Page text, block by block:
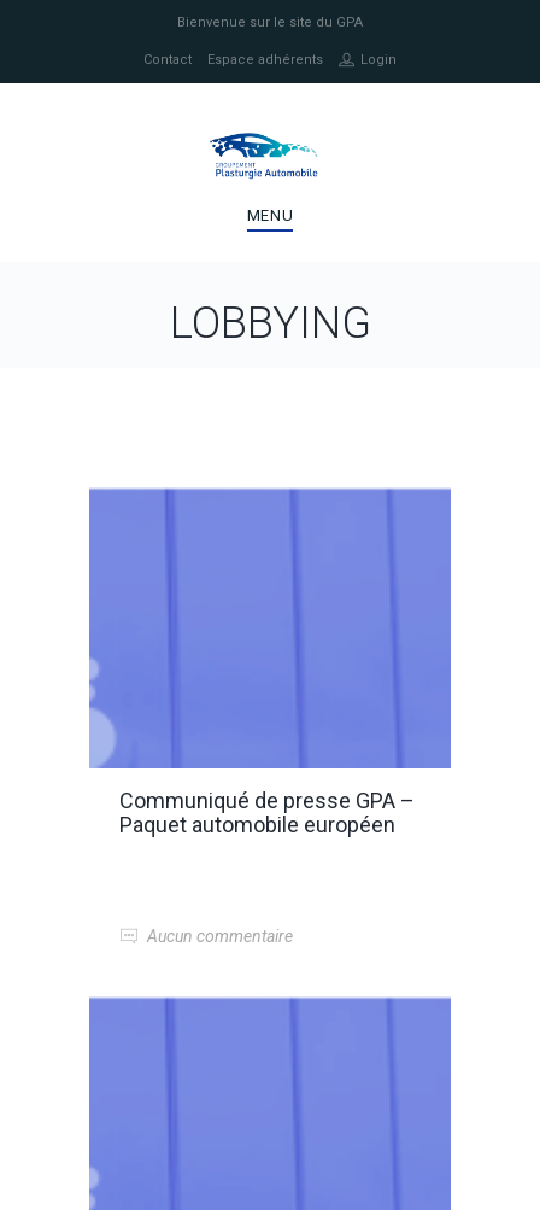
Bienvenue sur le site du GPA
Contact Espace adhérents Login
MENU
LOBBYING
Communiqué de presse GPA –
Paquet automobile européen
Aucun commentaire